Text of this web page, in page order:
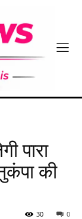
पारा
की
0
30